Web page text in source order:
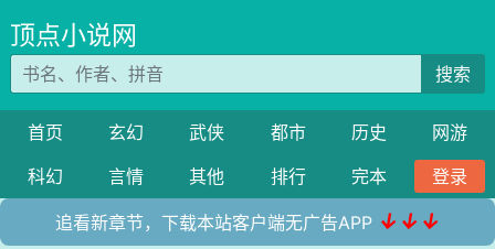
顶点小说网
搜索
首页 玄幻 武侠 都市 历史
网游
科幻
言情 其他 排行 完本 登录
追看新章节，下载本站客户端无广告APP ↓↓↓